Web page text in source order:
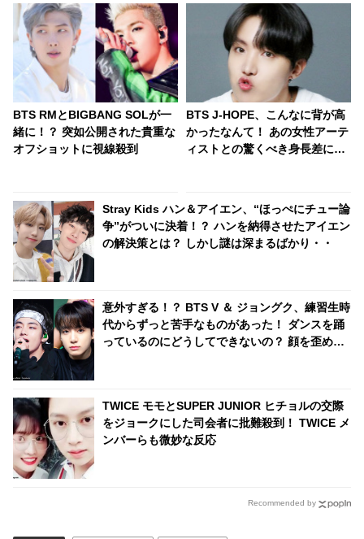
BTS RMとBIGBANG SOLが一
緒に！？ 突如公開された貴重な
オフショットに視線殺到
BTS J-HOPE、こんなに背が高
かったなんて！ あの女性アーテ
ィストとの驚くべき身長差にび
Stray Kids ハン＆アイエン、“ほっぺにチュー論
争”がついに決着！？ ハンを納得させたアイエン
の解決策とは？ しかし謎は深まるばかり・・
意外すぎる！？ BTS V ＆ ジョングク、練習生時
代からずっと苦手なものがあった！ ダンスを踊
っているのにどうしてできないの？ 顔を歪めな
TWICE モモとSUPER JUNIOR ヒチョルの交際
をジョークにした司会者に批難殺到！ TWICE メ
ンバーらも微妙な反応
Recommended by